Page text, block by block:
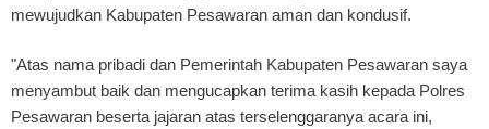
mewujudkan Kabupaten Pesawaran aman dan kondusif.
"Atas nama pribadi dan Pemerintah Kabupaten Pesawaran saya
menyambut baik dan mengucapkan terima kasih kepada Polres
Pesawaran beserta jajaran atas terselenggaranya acara ini,